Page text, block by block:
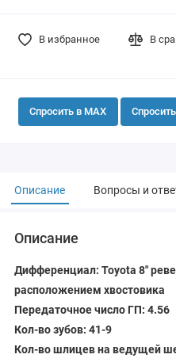
В избранное В
Спросить в MAX
Описание Вопросы и
Описание
Дифференциал: Toyota 8"
расположением хвостовика
Передаточное число ГП: 4.56
Кол-во зубов: 41-9
Кол-во шлицев на ведущей